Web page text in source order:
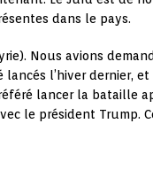
dans le pays.
Nous avions
l’hiver dernier,
lancer la bataille
le président Trump.